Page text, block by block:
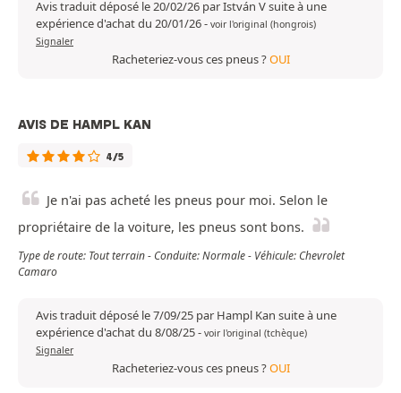
Avis traduit déposé le 20/02/26 par István V suite à une
expérience d'achat du 20/01/26- voir l'original (hongrois)
Signaler
Racheteriez-vous ces pneus ?OUI
AVIS DE HAMPL KAN
4/5
Je n'ai pas acheté les pneus pour moi. Selon le
propriétaire de la voiture, les pneus sont bons.
Type de route: Tout terrain - Conduite: Normale - Véhicule: Chevrolet
Camaro
Avis traduit déposé le 7/09/25 par Hampl Kan suite à une
expérience d'achat du 8/08/25- voir l'original (tchèque)
Signaler
Racheteriez-vous ces pneus ?OUI